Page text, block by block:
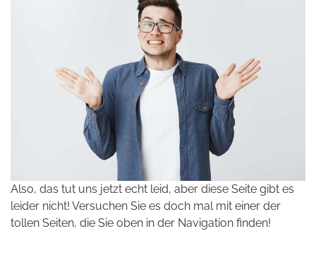
Also, das tut uns jetzt echt leid, aber diese Seite gibt es
leider nicht! Versuchen Sie es doch mal mit einer der
tollen Seiten, die Sie oben in der Navigation finden!